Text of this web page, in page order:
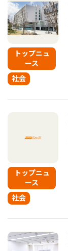
トップニュ
ース
社会
トップニュ
ース
社会